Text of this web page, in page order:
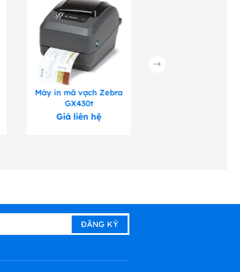
Máy in mã vạch Zebra
GX430t
Giá liên hệ